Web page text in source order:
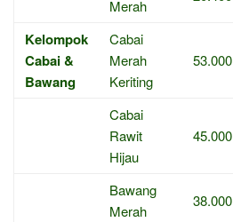
Merah
Kelompok
Cabai &
Bawang
Cabai
Merah
Keriting
53.000
Cabai
Rawit
Hijau
45.000
Bawang
Merah
38.000